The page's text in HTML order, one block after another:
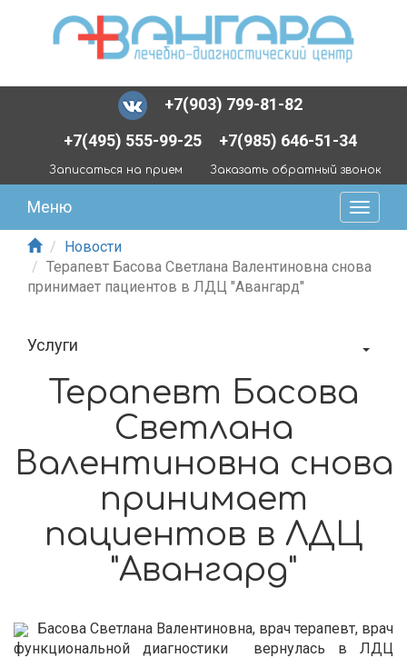
+7(903) 799-81-82
+7(495) 555-99-25
+7(985) 646-51-34
Записаться на прием Заказать обратный звонок
Меню
Новости
Терапевт Басова Светлана Валентиновна снова
принимает пациентов в ЛДЦ "Авангард"
Услуги
Терапевт Басова
Светлана
Валентиновна снова
принимает
пациентов в ЛДЦ
"Авангард"
Басова Светлана Валентиновна, врач терапевт, врач
функциональной диагностики вернулась в ЛДЦ